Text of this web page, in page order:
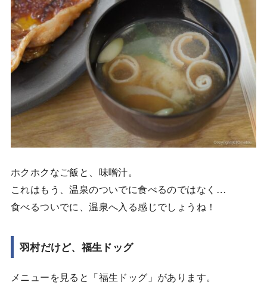
ホクホクなご飯と、味噌汁。
これはもう、温泉のついでに食べるのではなく…
食べるついでに、温泉へ入る感じでしょうね！
羽村だけど、福生ドッグ
メニューを見ると「福生ドッグ」があります。